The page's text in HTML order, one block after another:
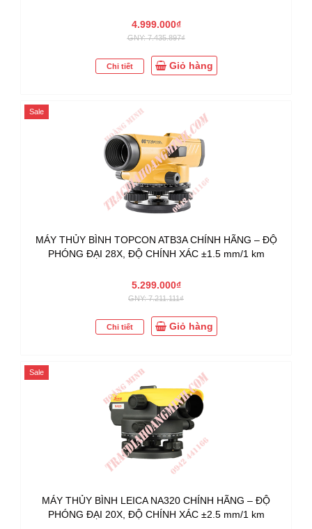
4.999.000₫
GNY: 7.435.897₫
Chi tiết Giỏ hàng
Sale
MÁY THỦY BÌNH TOPCON ATB3A CHÍNH HÃNG – ĐỘ
PHÓNG ĐẠI 28X, ĐỘ CHÍNH XÁC ±1.5 mm/1 km
5.299.000₫
GNY: 7.211.111₫
Chi tiết Giỏ hàng
Sale
MÁY THỦY BÌNH LEICA NA320 CHÍNH HÃNG – ĐỘ
PHÓNG ĐẠI 20X, ĐỘ CHÍNH XÁC ±2.5 mm/1 km